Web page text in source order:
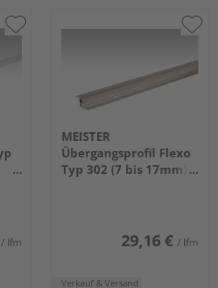
/ lfm
MEISTER
Übergangsprofil Flexo
Typ 302 (7 bis 17mm)
29,16 € / lfm
Verkauf & Versand